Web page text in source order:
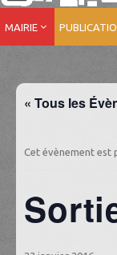
MAIRIE
« Tous les
Cet évènement est